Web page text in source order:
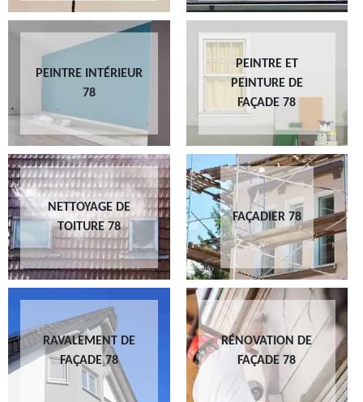
PEINTRE INTÉRIEUR
78
PEINTRE ET
PEINTURE DE
FAÇADE 78
NETTOYAGE DE
TOITURE 78
FAÇADIER 78
RAVALEMENT DE
FAÇADE 78
RÉNOVATION DE
FAÇADE 78